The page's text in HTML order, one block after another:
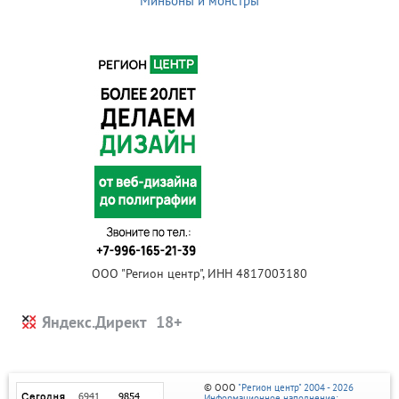
ООО "Регион центр", ИНН 4817003180
Яндекс.Директ
© ООО "Регион центр" 2004 - 2026